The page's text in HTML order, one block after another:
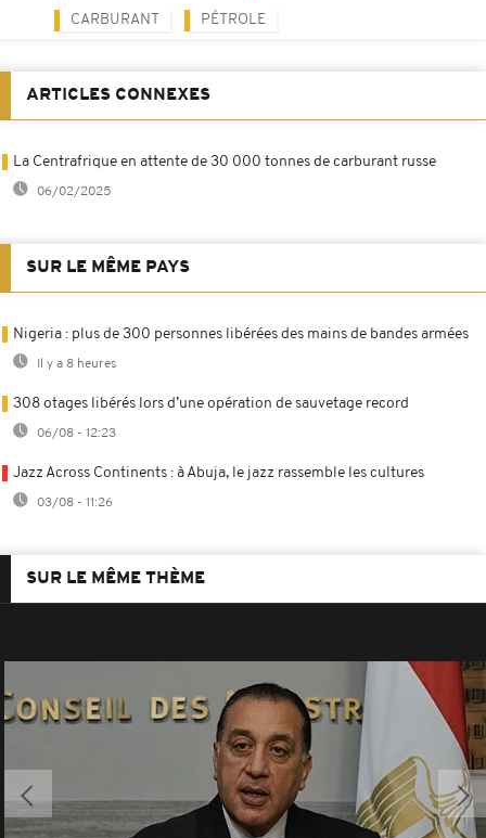
CARBURANT PÉTROLE
ARTICLES CONNEXES
La Centrafrique en attente de 30 000 tonnes de carburant russe
06/02/2025
SUR LE MÊME PAYS
Nigeria : plus de 300 personnes libérées des mains de bandes armées
Il y a 8 heures
308 otages libérés lors d’une opération de sauvetage record
06/08 - 12:23
Jazz Across Continents : à Abuja, le jazz rassemble les cultures
03/08 - 11:26
SUR LE MÊME THÈME